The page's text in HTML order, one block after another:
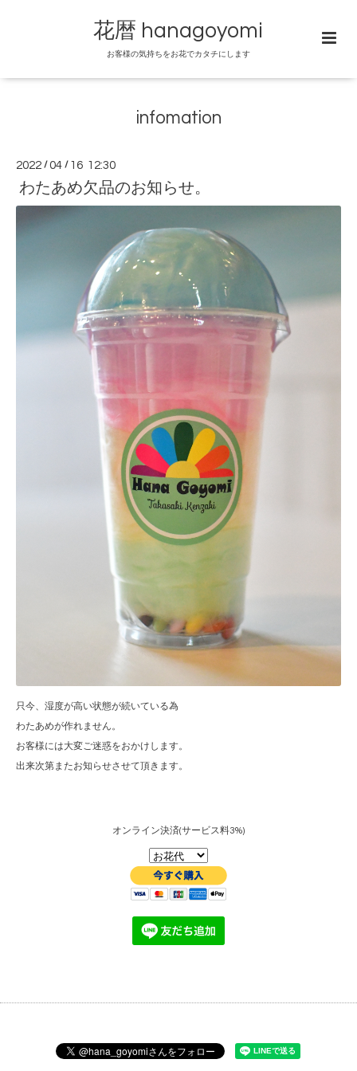
花暦 hanagoyomi
お客様の気持ちをお花でカタチにします
infomation
2022 /04 / 16 12:30
わたあめ欠品のお知らせ。
只今、湿度が高い状態が続いている為
わたあめが作れません。
お客様には大変ご迷惑をおかけします。
出来次第またお知らせさせて頂きます。
オンライン決済(サービス料3%)